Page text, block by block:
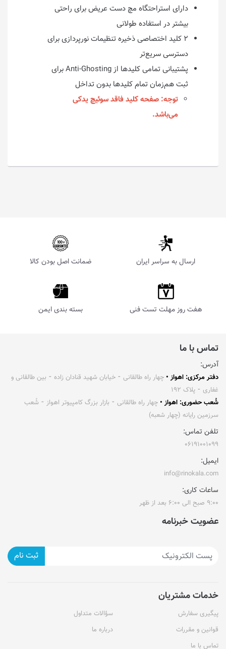
دارای استراحتگاه مچ دست عریض برای راحتی
بیشتر در استفاده طولانی
۲ کلید اختصاصی ذخیره تنظیمات نورپردازی برای
دسترسی سریع‌تر
پشتیبانی تمامی کلیدها از Anti-Ghosting برای
ثبت هم‌زمان تمام کلیدها بدون تداخل
توجه: صفحه کلید فاقد سوئیچ یدکی
می‌باشد.
ارسال به سراسر ایران ضمانت اصل بودن کالا
هفت روز مهلت تست فنی بسته بندی ایمن
تماس با ما
آدرس:
دفتر مرکزی: اهواز • چهار راه طالقانی ⁃ خیابان شهید قنادان زاده ⁃ بین طالقانی و
غفاری ⁃ پلاک ۱۹۲
شُعب حضوری: اهواز • چهار راه طالقانی ⁃ بازار بزرگ کامپیوتر اهواز ⁃ شُعب
سرزمین رایانه (چهار شعبه)
تلفن تماس:
۰۶۱۹۱۰۰۱۰۹۹
ایمیل:
info@rinokala.com
ساعات کاری:
۹:۰۰ صبح الی ۶:۰۰ بعد از ظهر
عضویت خبرنامه
ثبت نام
خدمات مشتریان
پیگیری سفارش
سؤالات متداول
قوانین و مقررات
درباره ما
تماس با ما